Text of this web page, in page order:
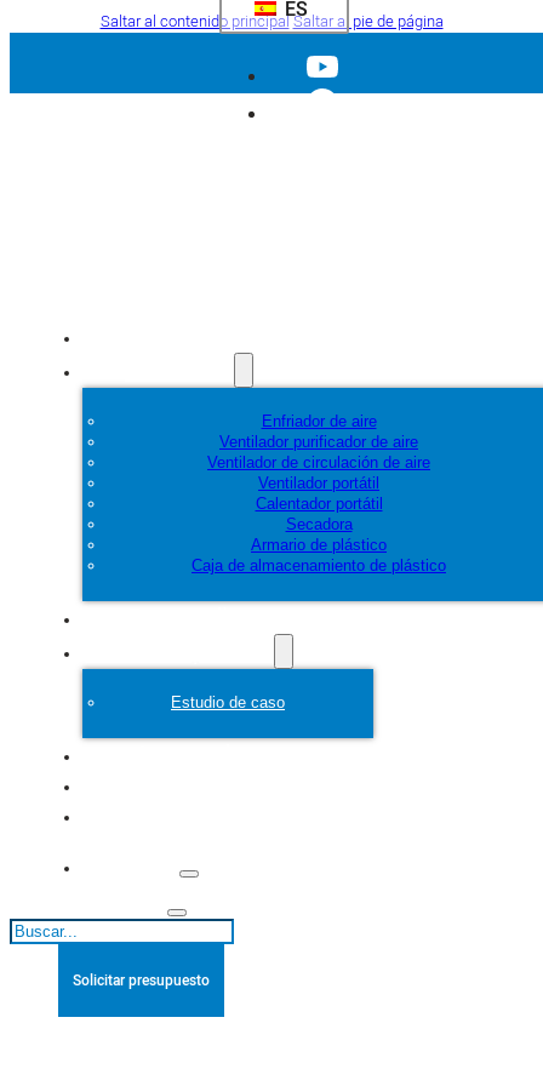
Saltar al contenido principalSaltar al pie de página
ES
Enfriador de aire
Ventilador purificador de aire
Ventilador de circulación de aire
Ventilador portátil
Calentador portátil
Secadora
Armario de plástico
Caja de almacenamiento de plástico
Estudio de caso
Buscar
Solicitar presupuesto